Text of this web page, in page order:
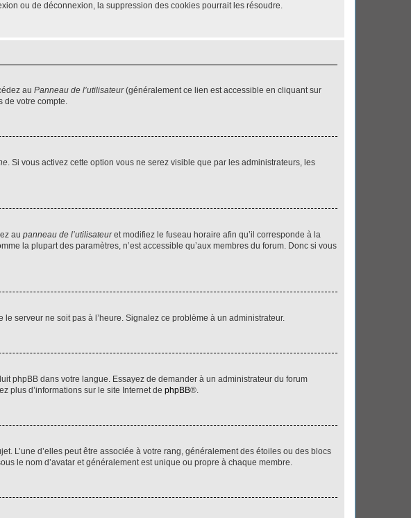
ou de déconnexion, la suppression des cookies pourrait les résoudre.
au Panneau de l’utilisateur(généralement ce lien est accessible en cliquant sur
de votre compte.
. Si vous activez cette option vous ne serez visible que par les administrateurs, les
au panneau de l’utilisateuret modifiez le fuseau horaire afin qu’il corresponde à la
la plupart des paramètres, n’est accessible qu’aux membres du forum. Donc si vous
serveur ne soit pas à l’heure. Signalez ce problème à un administrateur.
phpBB dans votre langue. Essayez de demander à un administrateur du forum
plus d’informations sur le site Internet de phpBB®.
L’une d’elles peut être associée à votre rang, généralement des étoiles ou des blocs
le nom d’avatar et généralement est unique ou propre à chaque membre.